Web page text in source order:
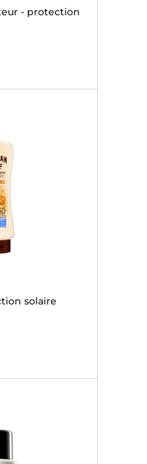
- protection
solaire